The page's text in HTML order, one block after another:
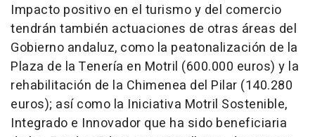
Impacto positivo en el turismo y del comercio
tendrán también actuaciones de otras áreas del
Gobierno andaluz, como la peatonalización de la
Plaza de la Tenería en Motril (600.000 euros) y la
rehabilitación de la Chimenea del Pilar (140.280
euros); así como la Iniciativa Motril Sostenible,
Integrado e Innovador que ha sido beneficiaria